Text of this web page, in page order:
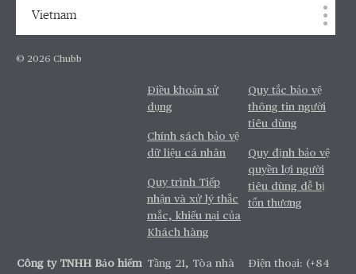
Vietnam
© 2026 Chubb
Điều khoản sử
dụng
Chính sách bảo vệ
dữ liệu cá nhân
Quy trình Tiếp
nhận và xử lý thắc
mắc, khiếu nại của
Khách hàng
Quy tắc bảo vệ
thông tin người
tiêu dùng
Quy định bảo vệ
quyền lợi người
tiêu dùng dễ bị
tổn thương
Công ty TNHH Bảo hiểm Tầng 21, Tòa nhà
Điện thoại: (+84